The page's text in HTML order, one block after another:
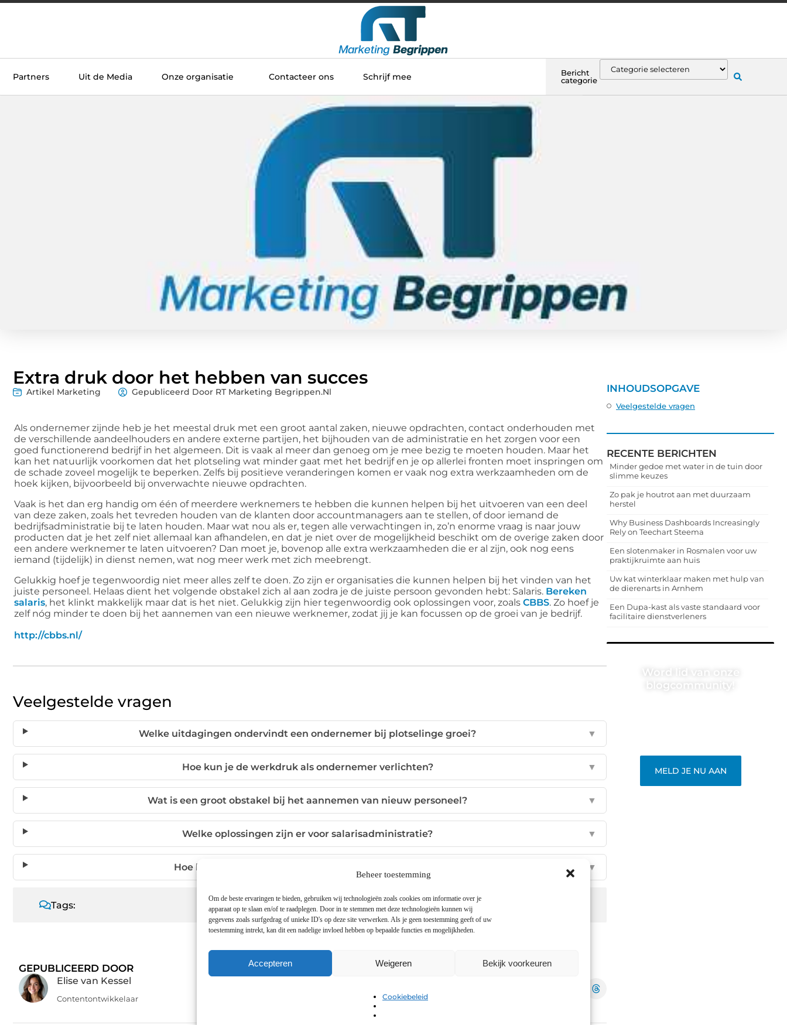
Beheer toestemming
Om de beste ervaringen te bieden, gebruiken wij technologieën zoals cookies om informatie over je
apparaat op te slaan en/of te raadplegen. Door in te stemmen met deze technologieën kunnen wij
gegevens zoals surfgedrag of unieke ID's op deze site verwerken. Als je geen toestemming geeft of uw
toestemming intrekt, kan dit een nadelige invloed hebben op bepaalde functies en mogelijkheden.
Accepteren Weigeren Bekijk voorkeuren
Cookiebeleid
Partners Uit de Media Onze organisatie Contacteer ons Schrijf mee
Bericht
categorie
Extra druk door het hebben van succes
Artikel Marketing Gepubliceerd Door RT Marketing Begrippen.nl
Als ondernemer zijnde heb je het meestal druk met een groot aantal zaken, nieuwe opdrachten, contact onderhouden met
de verschillende aandeelhouders en andere externe partijen, het bijhouden van de administratie en het zorgen voor een
goed functionerend bedrijf in het algemeen. Dit is vaak al meer dan genoeg om je mee bezig te moeten houden. Maar het
kan het natuurlijk voorkomen dat het plotseling wat minder gaat met het bedrijf en je op allerlei fronten moet inspringen om
de schade zoveel mogelijk te beperken. Zelfs bij positieve veranderingen komen er vaak nog extra werkzaamheden om de
hoek kijken, bijvoorbeeld bij onverwachte nieuwe opdrachten.
Vaak is het dan erg handig om één of meerdere werknemers te hebben die kunnen helpen bij het uitvoeren van een deel
van deze zaken, zoals het tevreden houden van de klanten door accountmanagers aan te stellen, of door iemand de
bedrijfsadministratie bij te laten houden. Maar wat nou als er, tegen alle verwachtingen in, zo’n enorme vraag is naar jouw
producten dat je het zelf niet allemaal kan afhandelen, en dat je niet over de mogelijkheid beschikt om de overige zaken door
een andere werknemer te laten uitvoeren? Dan moet je, bovenop alle extra werkzaamheden die er al zijn, ook nog eens
iemand (tijdelijk) in dienst nemen, wat nog meer werk met zich meebrengt.
Gelukkig hoef je tegenwoordig niet meer alles zelf te doen. Zo zijn er organisaties die kunnen helpen bij het vinden van het
juiste personeel. Helaas dient het volgende obstakel zich al aan zodra je de juiste persoon gevonden hebt: Salaris. Bereken
salaris, het klinkt makkelijk maar dat is het niet. Gelukkig zijn hier tegenwoordig ook oplossingen voor, zoals CBBS. Zo hoef je
zelf nóg minder te doen bij het aannemen van een nieuwe werknemer, zodat jij je kan focussen op de groei van je bedrijf.
http://cbbs.nl/
Veelgestelde vragen
Welke uitdagingen ondervindt een ondernemer bij plotselinge groei? ▼
Hoe kun je de werkdruk als ondernemer verlichten? ▼
Wat is een groot obstakel bij het aannemen van nieuw personeel? ▼
Welke oplossingen zijn er voor salarisadministratie? ▼
Hoe kan een ondernemer zich beter focussen op groei? ▼
Tags:
GEPUBLICEERD DOOR
Elise van Kessel
Contentontwikkelaar
INHOUDSOPGAVE
Veelgestelde vragen
RECENTE BERICHTEN
Minder gedoe met water in de tuin door
slimme keuzes
Zo pak je houtrot aan met duurzaam
herstel
Why Business Dashboards Increasingly
Rely on Teechart Steema
Een slotenmaker in Rosmalen voor uw
praktijkruimte aan huis
Uw kat winterklaar maken met hulp van
de dierenarts in Arnhem
Een Dupa-kast als vaste standaard voor
facilitaire dienstverleners
Word lid van onze
blogcommunity!
MELD JE NU AAN